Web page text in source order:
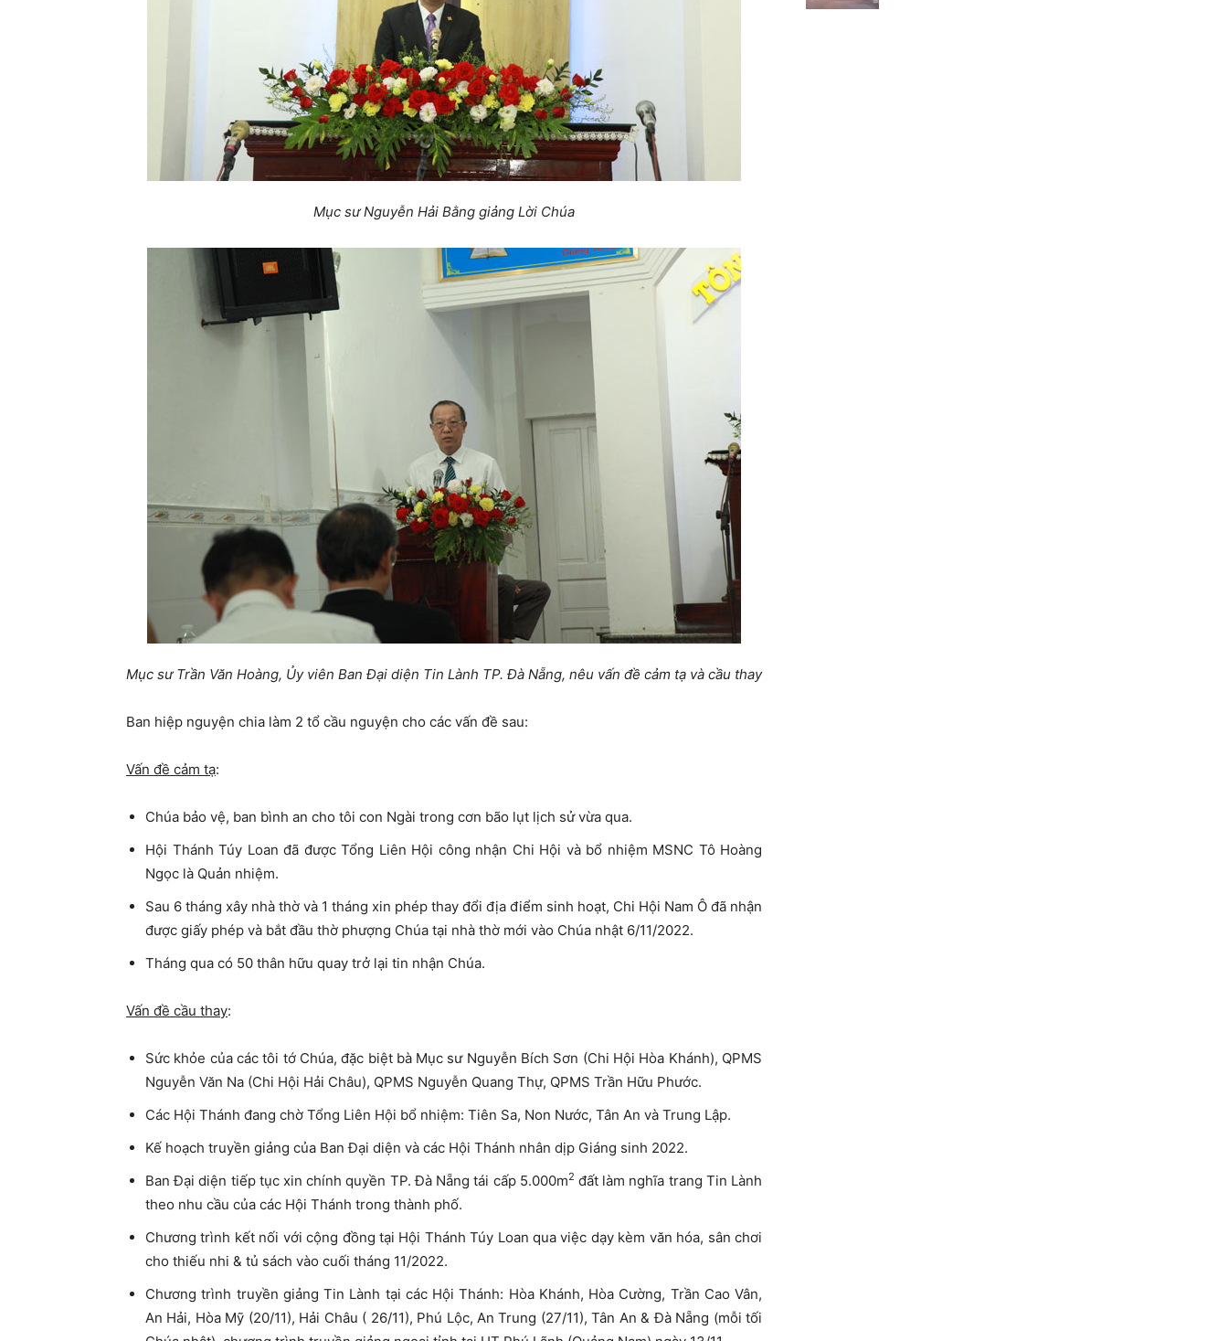
Mục sư Nguyễn Hải Bằng giảng Lời Chúa
Mục sư Trần Văn Hoàng, Ủy viên Ban Đại diện Tin Lành TP. Đà Nẵng, nêu vấn đề cảm tạ và cầu thay
Ban hiệp nguyện chia làm 2 tổ cầu nguyện cho các vấn đề sau:
Vấn đề cảm tạ:
Chúa bảo vệ, ban bình an cho tôi con Ngài trong cơn bão lụt lịch sử vừa qua.
Hội Thánh Túy Loan đã được Tổng Liên Hội công nhận Chi Hội và bổ nhiệm MSNC Tô Hoàng
Ngọc là Quản nhiệm.
Sau 6 tháng xây nhà thờ và 1 tháng xin phép thay đổi địa điểm sinh hoạt, Chi Hội Nam Ô đã nhận
được giấy phép và bắt đầu thờ phượng Chúa tại nhà thờ mới vào Chúa nhật 6/11/2022.
Tháng qua có 50 thân hữu quay trở lại tin nhận Chúa.
Vấn đề cầu thay:
Sức khỏe của các tôi tớ Chúa, đặc biệt bà Mục sư Nguyễn Bích Sơn (Chi Hội Hòa Khánh), QPMS
Nguyễn Văn Na (Chi Hội Hải Châu), QPMS Nguyễn Quang Thự, QPMS Trần Hữu Phước.
Các Hội Thánh đang chờ Tổng Liên Hội bổ nhiệm: Tiên Sa, Non Nước, Tân An và Trung Lập.
Kế hoạch truyền giảng của Ban Đại diện và các Hội Thánh nhân dịp Giáng sinh 2022.
Ban Đại diện tiếp tục xin chính quyền TP. Đà Nẵng tái cấp 5.000m2 đất làm nghĩa trang Tin Lành
theo nhu cầu của các Hội Thánh trong thành phố.
Chương trình kết nối với cộng đồng tại Hội Thánh Túy Loan qua việc dạy kèm văn hóa, sân chơi
cho thiếu nhi & tủ sách vào cuối tháng 11/2022.
Chương trình truyền giảng Tin Lành tại các Hội Thánh: Hòa Khánh, Hòa Cường, Trần Cao Vân,
An Hải, Hòa Mỹ (20/11), Hải Châu ( 26/11), Phú Lộc, An Trung (27/11), Tân An & Đà Nẵng (mỗi tối